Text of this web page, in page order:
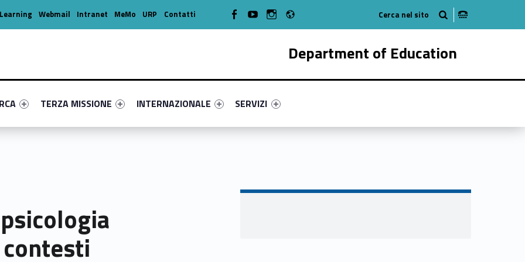
Department of Education
primary-42631-16
#link-menu-primary-61193-39
Link identifier #link-menu-primary-2711-49
TERZA MISSIONE
Link identifier #link-menu-primary-13152-55
INTERNAZIONALE
Link identifier #link-menu-primary-31739-62
SERVIZI
Webmail Intranet MeMo URP Contatti WebMan on FacebookWebMan on YoutubeWebMan on Instagram